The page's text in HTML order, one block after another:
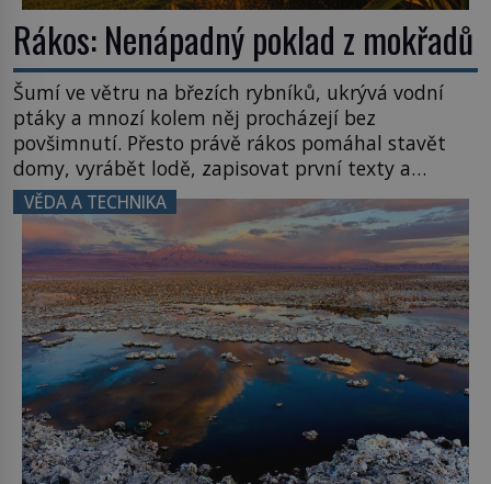
Rákos: Nenápadný poklad z mokřadů
Šumí ve větru na březích rybníků, ukrývá vodní
ptáky a mnozí kolem něj procházejí bez
povšimnutí. Přesto právě rákos pomáhal stavět
domy, vyrábět lodě, zapisovat první texty a
inspiroval řadu pověstí. Tato skromná, ale
užitečná rostlina provází člověka už tisíce let.
Většina lidí vnímá rákos jen jako obyčejnou kulisu
letního koupání. Stačí se však podívat […]
VĚDA A TECHNIKA